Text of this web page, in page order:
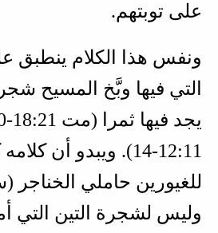
على توبتهم.
ونفس هذا الكلام ينطبق
التي فيها وبَّخ المسيح
يجد فيها ثمرا (
11‏:12‏-14
). ويبدو أن
للغيورين حاملي الخناجر
وليس لشجرة التين التي